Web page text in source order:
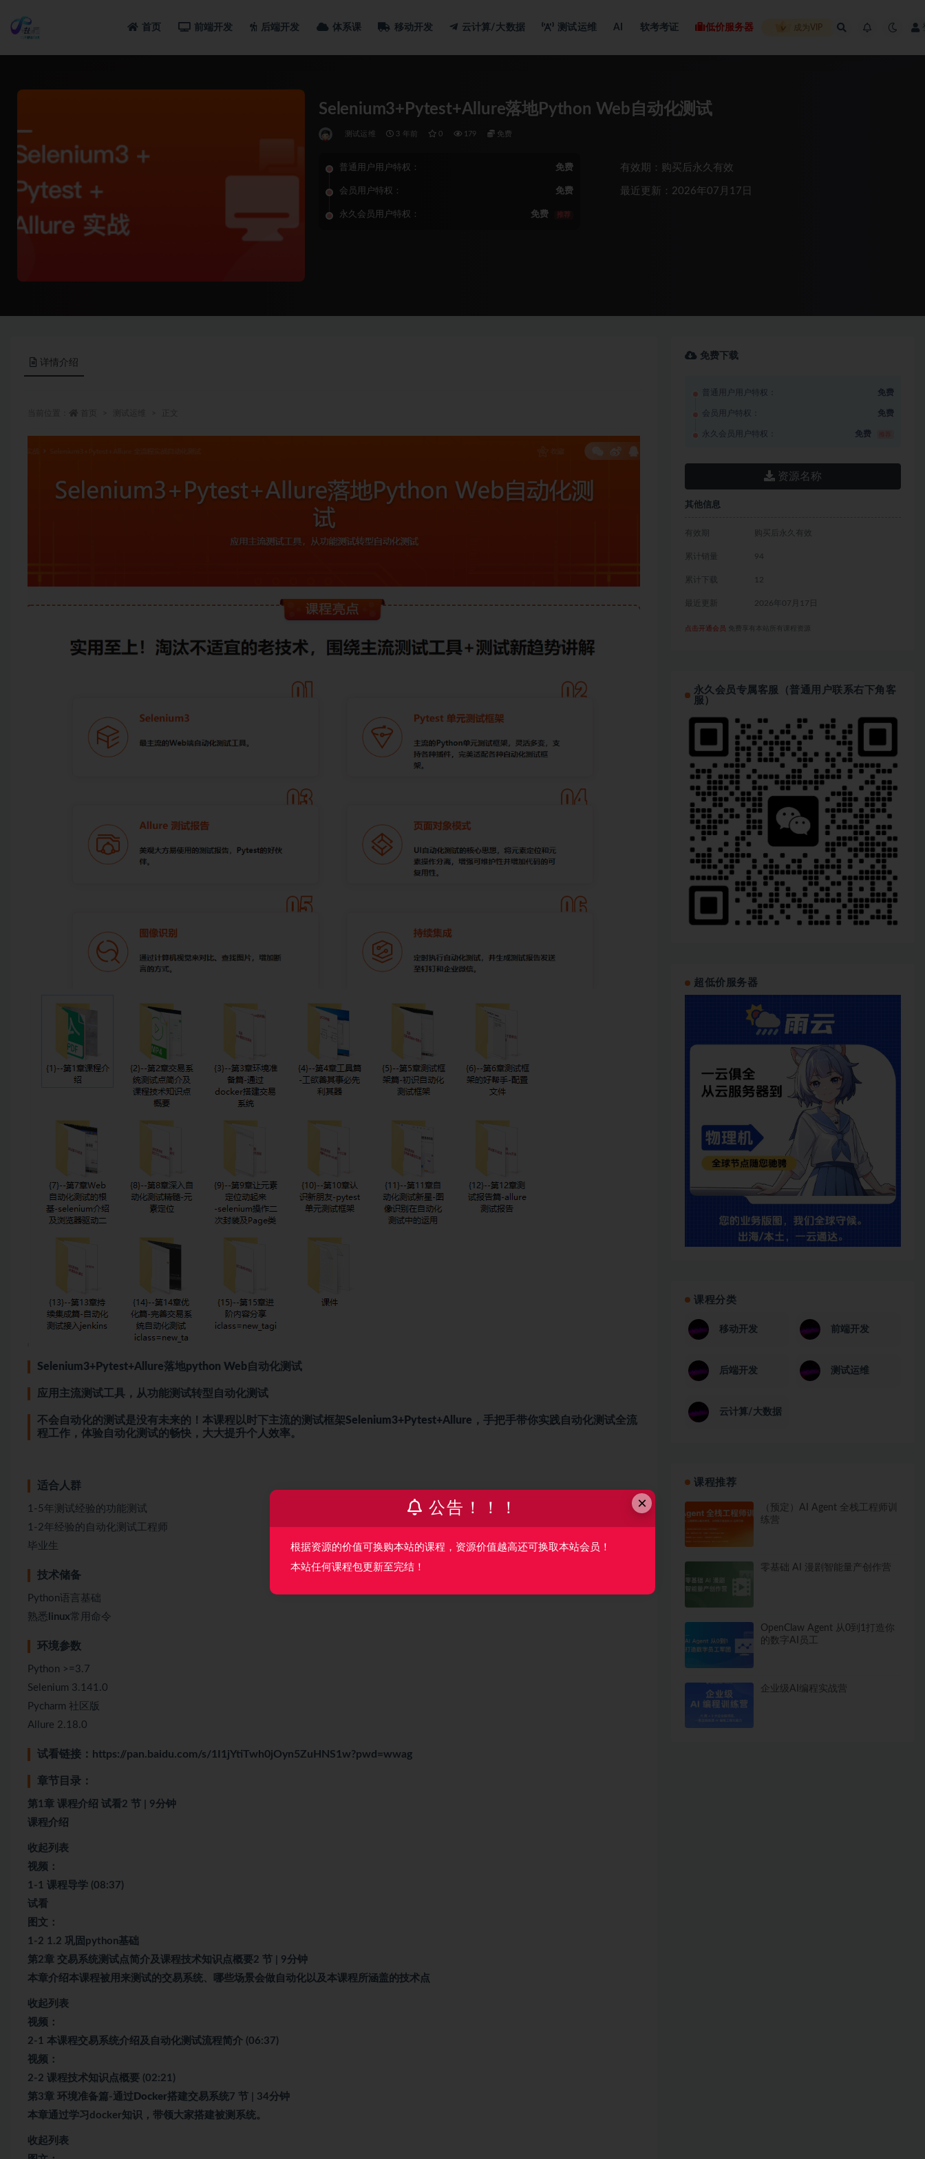
首页 前端开发 后端开发 体系课 移动开发 云计算/大数据 测试运维 AI 软考考证 低价服务器 成为VIP
Selenium3+Pytest+Allure落地Python Web自动化测试
测试运维 3 年前 0 179 免费
普通用户用户特权： 免费
会员用户特权： 免费
永久会员用户特权： 免费 推荐
有效期：购买后永久有效
最近更新：2026年07月17日
详情介绍
Selenium3+Pytest+Allure落地python Web 自动化测试
应用主流测试工具，从功能测试转型自动化测试
不会自动化的测试是没有未来的！本课程以时下主流的测试框架Selenium3+Pytest+Allure，手把手带你实践自动化测试全流
程工作，体验自动化测试的畅快，大大提升个人效率。
适合人群
1-5年测试经验的功能测试
1-2年经验的自动化测试工程师
毕业生
技术储备
Python语言基础
熟悉 linux常用命令
环境参数
Python >=3.7
Selenium 3.141.0
Pycharm 社区版
Allure 2.18.0
试看链接： https://pan.baidu.com/s/1I1jYtiTwh0jOyn5ZuHNS1w?pwd=wwag
章节目录：
第1章 课程介绍 试看2 节 | 9分钟
课程介绍
收起列表
视频：
1-1 课程导学 (08:37)
试看
图文：
1-2 1.2 巩固python基础
第2章 交易系统测试点简介及课程技术知识点概要2 节 | 9分钟
本章介绍本课程被用来测试的交易系统、哪些场景会做自动化以及本课程所涵盖的技术点
收起列表
视频：
2-1 本课程交易系统介绍及自动化测试流程简介 (06:37)
视频：
2-2 课程技术知识点概要 (02:21)
第3章 环境准备篇-通过 Docker搭建交易系统7 节 | 34分钟
本章通过学习docker知识，带领大家搭建被测系统。
收起列表
免费下载
普通用户用户特权： 免费
会员用户特权： 免费
永久会员用户特权： 免费
资源名称
其他信息
有效期 购买后永久有效
累计销量 94
累计下载 12
最近更新 2026年07月17日
点击开通会员 免费享有本站所有课程资源
永久会员专属客服（普通用户联系右下角客
服）
超低价服务器
课程分类
移动开发 前端开发
后端开发 测试运维
云计算/大数据
课程推荐
（预定）AI Agent 全栈工程师训
练营
零基础 AI 漫剧智能量产创作营
OpenClaw Agent 从0到1打造你
的数字AI员工
企业级AI编程实战营
×
公告！！！
根据资源的价值可换购本站的课程，资源价值越高还可换取本站会员！
本站任何课程包更新至完结！